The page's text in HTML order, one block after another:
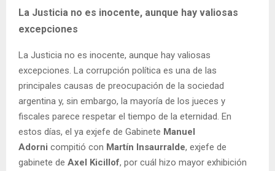
La Justicia no es inocente, aunque hay valiosas
excepciones
La Justicia no es inocente, aunque hay valiosas
excepciones. La corrupción política es una de las
principales causas de preocupación de la sociedad
argentina y, sin embargo, la mayoría de los jueces y
fiscales parece respetar el tiempo de la eternidad. En
estos días, el ya exjefe de Gabinete Manuel
Adorni compitió con Martín Insaurralde, exjefe de
gabinete de Axel Kicillof, por cuál hizo mayor exhibición